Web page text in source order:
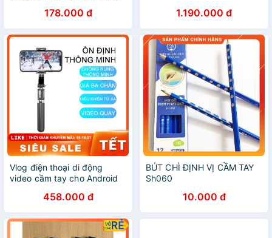
Chanel (6 kênh) (6CH) sóng
maybayrc
178.000 đ 1.190.000 đ
Vlog điện thoại di động
video cầm tay cho Android
địnhN [NBL08]
458.000 đ
BÚT CHÌ ĐỊNH VỊ CẦM TAY
Sh060
10.000 đ